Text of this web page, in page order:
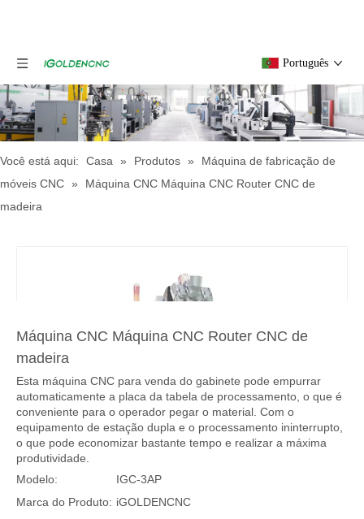
Português
Você está aqui: Casa » Produtos »
Máquina de fabricação de
móveis CNC »
Máquina CNC Máquina CNC Router CNC de
madeira
Máquina CNC Máquina CNC Router CNC de
madeira
Esta máquina CNC para venda do gabinete pode empurrar
automaticamente a placa da tabela de processamento, o que é
conveniente para o operador pegar o material. Com o
equipamento de estação dupla e o processamento ininterrupto,
o que pode economizar bastante tempo e realizar a máxima
produtividade.
Modelo:
IGC-3AP
Marca do Produto: iGOLDENCNC